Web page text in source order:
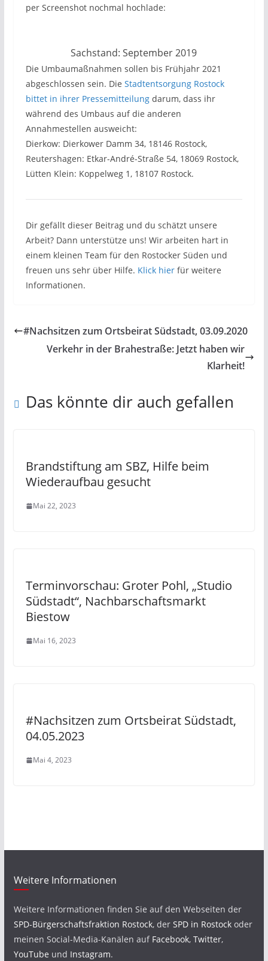
per Screenshot nochmal hochlade:
Sachstand: September 2019
Die Umbaumaßnahmen sollen bis Frühjahr 2021
abgeschlossen sein. Die Stadtentsorgung Rostock
bittet in ihrer Pressemitteilungdarum, dass ihr
während des Umbaus auf die anderen
Annahmestellen ausweicht:
Dierkow: Dierkower Damm 34, 18146 Rostock,
Reutershagen: Etkar-André-Straße 54, 18069 Rostock,
Lütten Klein: Koppelweg 1, 18107 Rostock.
Dir gefällt dieser Beitrag und du schätzt unsere
Arbeit? Dann unterstütze uns! Wir arbeiten hart in
einem kleinen Team für den Rostocker Süden und
freuen uns sehr über Hilfe. Klick hierfür weitere
Informationen.
#Nachsitzen zum Ortsbeirat Südstadt, 03.09.2020
Verkehr in der Brahestraße: Jetzt haben wir
Klarheit!
Das könnte dir auch gefallen
Brandstiftung am SBZ, Hilfe beim
Wiederaufbau gesucht
Mai 22, 2023
Terminvorschau: Groter Pohl, „Studio
Südstadt“, Nachbarschaftsmarkt
Biestow
Mai 16, 2023
#Nachsitzen zum Ortsbeirat Südstadt,
04.05.2023
Mai 4, 2023
Weitere Informationen
Weitere Informationen finden Sie auf den Webseiten der
SPD-Bürgerschaftsfraktion Rostock, der SPD in Rostockoder
meinen Social-Media-Kanälen auf Facebook, Twitter,
YouTube und Instagram.